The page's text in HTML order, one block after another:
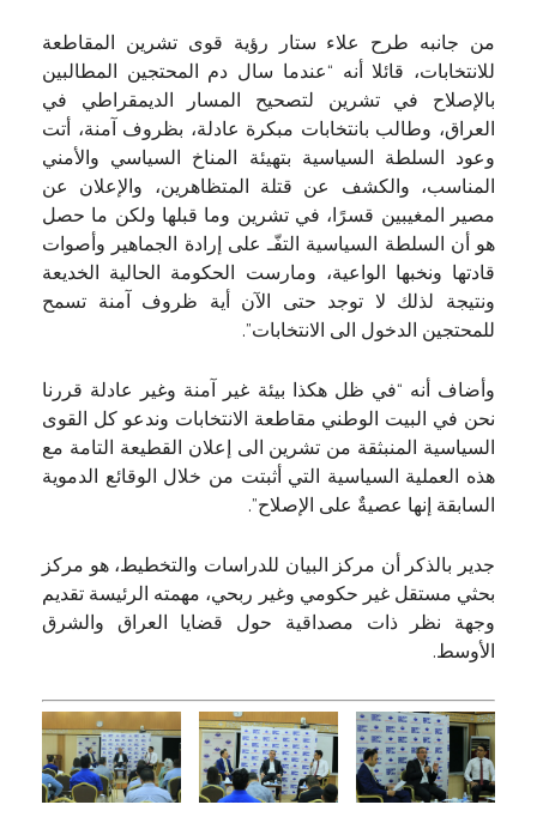
من جانبه طرح علاء ستار رؤية قوى تشرين المقاطعة
للانتخابات، قائلا أنه “عندما سال دم المحتجين المطالبين
بالإصلاح في تشرين لتصحيح المسار الديمقراطي في
العراق، وطالب بانتخابات مبكرة عادلة، بظروف آمنة، أتت
وعود السلطة السياسية بتهيئة المناخ السياسي والأمني
المناسب، والكشف عن قتلة المتظاهرين، والإعلان عن
مصير المغيبين قسرًا، في تشرين وما قبلها ولكن ما حصل
هو أن السلطة السياسية التفّـ على إرادة الجماهير وأصوات
قادتها ونخبها الواعية، ومارست الحكومة الحالية الخديعة
ونتيجة لذلك لا توجد حتى الآن أية ظروف آمنة تسمح
للمحتجين الدخول الى الانتخابات”.
وأضاف أنه “في ظل هكذا بيئة غير آمنة وغير عادلة قررنا
نحن في البيت الوطني مقاطعة الانتخابات وندعو كل القوى
السياسية المنبثقة من تشرين الى إعلان القطيعة التامة مع
هذه العملية السياسية التي أثبتت من خلال الوقائع الدموية
السابقة إنها عصيةٌ على الإصلاح”.
جدير بالذكر أن مركز البيان للدراسات والتخطيط، هو مركز
بحثي مستقل غير حكومي وغير ربحي، مهمته الرئيسة تقديم
وجهة نظر ذات مصداقية حول قضايا العراق والشرق
الأوسط.